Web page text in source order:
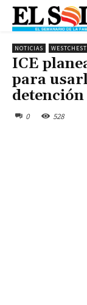
NOTICIAS
ICE
para
detención
0 528